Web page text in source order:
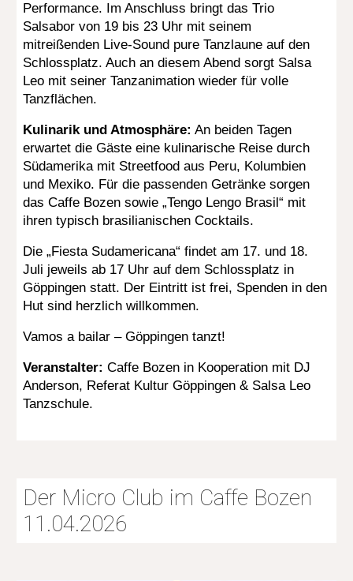
Performance. Im Anschluss bringt das Trio
Salsabor von 19 bis 23 Uhr mit seinem
mitreißenden Live-Sound pure Tanzlaune auf den
Schlossplatz. Auch an diesem Abend sorgt Salsa
Leo mit seiner Tanzanimation wieder für volle
Tanzflächen.
Kulinarik und Atmosphäre: An beiden Tagen
erwartet die Gäste eine kulinarische Reise durch
Südamerika mit Streetfood aus Peru, Kolumbien
und Mexiko. Für die passenden Getränke sorgen
das Caffe Bozen sowie „Tengo Lengo Brasil“ mit
ihren typisch brasilianischen Cocktails.
Die „Fiesta Sudamericana“ findet am 17. und 18.
Juli jeweils ab 17 Uhr auf dem Schlossplatz in
Göppingen statt. Der Eintritt ist frei, Spenden in den
Hut sind herzlich willkommen.
Vamos a bailar – Göppingen tanzt!
Veranstalter: Caffe Bozen in Kooperation mit DJ
Anderson, Referat Kultur Göppingen & Salsa Leo
Tanzschule.
Der Micro Club im Caffe Bozen
11.04.2026